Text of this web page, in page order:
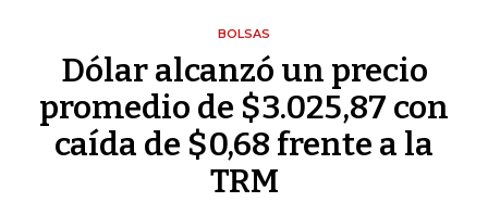
BOLSAS
Dólar alcanzó un precio
promedio de $3.025,87 con
caída de $0,68 frente a la
TRM